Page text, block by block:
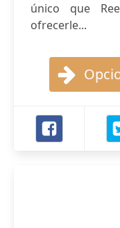
único que
ofrecerle...